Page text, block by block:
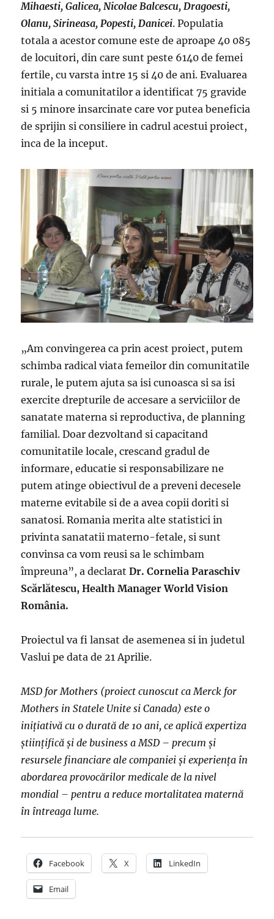
Mihaesti, Galicea, Nicolae Balcescu, Dragoesti,
Olanu, Sirineasa, Popesti, Danicei. Populatia
totala a acestor comune este de aproape 40 085
de locuitori, din care sunt peste 6140 de femei
fertile, cu varsta intre 15 si 40 de ani. Evaluarea
initiala a comunitatilor a identificat 75 gravide
si 5 minore insarcinate care vor putea beneficia
de sprijin si consiliere in cadrul acestui proiect,
inca de la inceput.
„Am convingerea ca prin acest proiect, putem
schimba radical viata femeilor din comunitatile
rurale, le putem ajuta sa isi cunoasca si sa isi
exercite drepturile de accesare a serviciilor de
sanatate materna si reproductiva, de planning
familial. Doar dezvoltand si capacitand
comunitatile locale, crescand gradul de
informare, educatie si responsabilizare ne
putem atinge obiectivul de a preveni decesele
materne evitabile si de a avea copii doriti si
sanatosi. Romania merita alte statistici in
privinta sanatatii materno-fetale, si sunt
convinsa ca vom reusi sa le schimbam
împreuna”, a declarat Dr. Cornelia Paraschiv
Scărlătescu, Health Manager World Vision
România.
Proiectul va fi lansat de asemenea si in judetul
Vaslui pe data de 21 Aprilie.
MSD for Mothers (proiect cunoscut ca Merck for
Mothers in Statele Unite si Canada) este o
iniţiativă cu o durată de 10 ani, ce aplică expertiza
ştiinţifică şi de business a MSD – precum și
resursele financiare ale companiei şi experienţa în
abordarea provocărilor medicale de la nivel
mondial – pentru a reduce mortalitatea maternă
în întreaga lume.
Facebook X LinkedIn
Email